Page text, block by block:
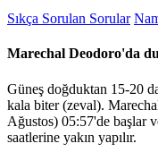
Sıkça Sorulan Sorular
Marechal Deodoro'da
Güneş doğduktan 15-20
kala biter (zeval).
Ağustos) 05:57'de başlar
saatlerine yakın yapılır.